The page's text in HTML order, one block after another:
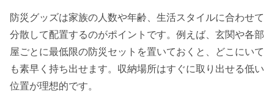
防災グッズは家族の人数や年齢、生活スタイルに合わせて
分散して配置するのがポイントです。例えば、玄関や各部
屋ごとに最低限の防災セットを置いておくと、どこにいて
も素早く持ち出せます。収納場所はすぐに取り出せる低い
位置が理想的です。